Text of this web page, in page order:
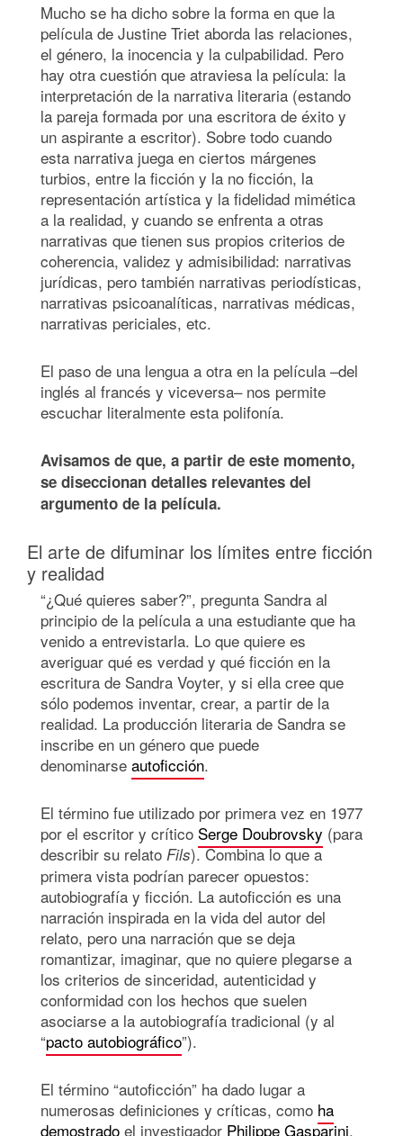
Mucho se ha dicho sobre la forma en que la
película de Justine Triet aborda las relaciones,
el género, la inocencia y la culpabilidad. Pero
hay otra cuestión que atraviesa la película: la
interpretación de la narrativa literaria (estando
la pareja formada por una escritora de éxito y
un aspirante a escritor). Sobre todo cuando
esta narrativa juega en ciertos márgenes
turbios, entre la ficción y la no ficción, la
representación artística y la fidelidad mimética
a la realidad, y cuando se enfrenta a otras
narrativas que tienen sus propios criterios de
coherencia, validez y admisibilidad: narrativas
jurídicas, pero también narrativas periodísticas,
narrativas psicoanalíticas, narrativas médicas,
narrativas periciales, etc.
El paso de una lengua a otra en la película –del
inglés al francés y viceversa– nos permite
escuchar literalmente esta polifonía.
Avisamos de que, a partir de este momento,
se diseccionan detalles relevantes del
argumento de la película.
El arte de difuminar los límites entre ficción
y realidad
“¿Qué quieres saber?”, pregunta Sandra al
principio de la película a una estudiante que ha
venido a entrevistarla. Lo que quiere es
averiguar qué es verdad y qué ficción en la
escritura de Sandra Voyter, y si ella cree que
sólo podemos inventar, crear, a partir de la
realidad. La producción literaria de Sandra se
inscribe en un género que puede
denominarse autoficción.
El término fue utilizado por primera vez en 1977
por el escritor y crítico Serge Doubrovsky (para
describir su relato Fils). Combina lo que a
primera vista podrían parecer opuestos:
autobiografía y ficción. La autoficción es una
narración inspirada en la vida del autor del
relato, pero una narración que se deja
romantizar, imaginar, que no quiere plegarse a
los criterios de sinceridad, autenticidad y
conformidad con los hechos que suelen
asociarse a la autobiografía tradicional (y al
“pacto autobiográfico”).
El término “autoficción” ha dado lugar a
numerosas definiciones y críticas, como ha
demostrado el investigador Philippe Gasparini.